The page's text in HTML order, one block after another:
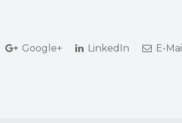
Google+ LinkedIn E-Mail